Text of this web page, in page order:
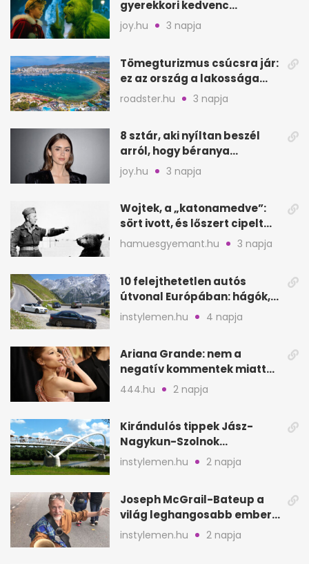
gyerekkori kedvenc
filmjeinkről a Joy szerint
joy.hu 3 napja
Tömegturizmus csúcsra jár:
ez az ország a lakossága
kétszeresét fogadja
roadster.hu 3 napja
8 sztár, aki nyíltan beszél
arról, hogy béranya
segítette a családalapítást
joy.hu 3 napja
Wojtek, a „katonamedve”:
sört ivott, és lőszert cipelt
Monte Cassinónál
hamuesgyemant.hu 3 napja
10 felejthetetlen autós
útvonal Európában: hágók,
partok, fjordok
instylemen.hu 4 napja
Ariana Grande: nem a
negatív kommentek miatt
vonul vissza
444.hu 2 napja
Kirándulós tippek Jász-
Nagykun-Szolnok
megyében: 6 kihagyhatatlan
hely
instylemen.hu 2 napja
Joseph McGrail-Bateup a
világ leghangosabb embere
lett Ausztráliából
instylemen.hu 2 napja